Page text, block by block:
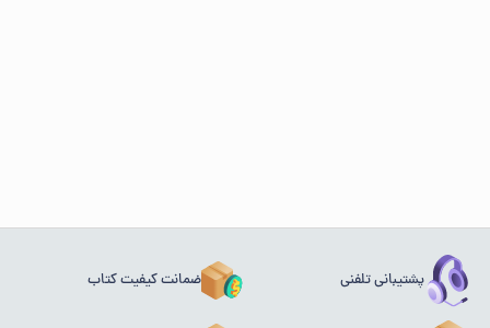
پشتیبانی تلفنی ضمانت کیفیت کتاب